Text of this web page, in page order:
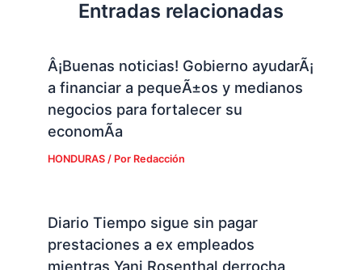
Entradas relacionadas
Â¡Buenas noticias! Gobierno ayudarÃ¡
a financiar a pequeÃ±os y medianos
negocios para fortalecer su
economÃ­a
HONDURAS/ Por Redacción
Diario Tiempo sigue sin pagar
prestaciones a ex empleados
mientras Yani Rosenthal derrocha